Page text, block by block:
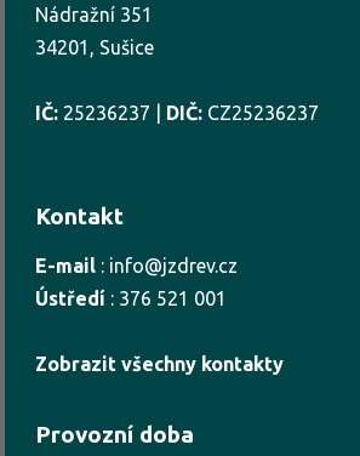
Nádražní 351
34201, Sušice
IČ: 25236237 | DIČ: CZ25236237
Kontakt
E-mail : info@jzdrev.cz
Ústředí : 376 521 001
Zobrazit všechny kontakty
Provozní doba